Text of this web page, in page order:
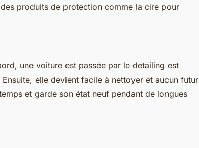
produits de protection comme la cire pour
une voiture est passée par le detailing est
elle devient facile à nettoyer et aucun futur
et garde son état neuf pendant de longues